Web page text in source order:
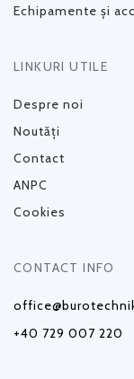
Echipamente și
LINKURI UTILE
Despre noi
Noutăți
Contact
ANPC
Cookies
CONTACT INFO
+40 729 007 220